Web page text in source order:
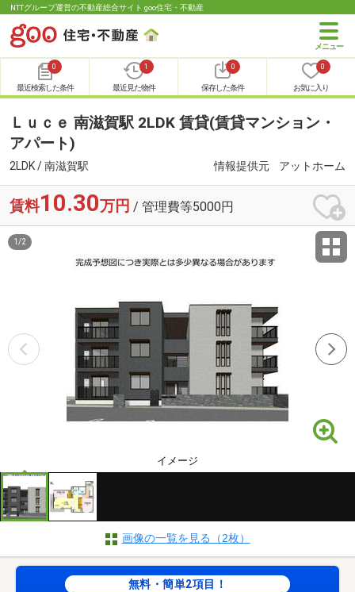
NTTグループ運営の不動産総合サイト goo住宅・不動産
0
最近検索した条件
1
最近見た物件
0
保存した条件
0
お気に入り
Ｌｕｃｅ 南滋賀駅 2LDK 賃貸(賃貸マンション・
アパート)
2LDK / 南滋賀駅 情報提供元 アットホーム
賃料10.30万円 / 管理費等5000円
イメージ
1 /2
画像の一覧を見る（2枚）
無料・簡単2項目！